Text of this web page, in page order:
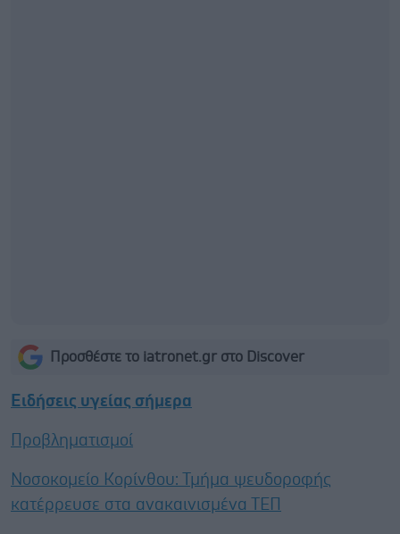
Προσθέστε το iatronet.gr στο Discover
Ειδήσεις υγείας σήμερα
Προβληματισμοί
Νοσοκομείο Κορίνθου: Τμήμα ψευδοροφής
κατέρρευσε στα ανακαινισμένα ΤΕΠ